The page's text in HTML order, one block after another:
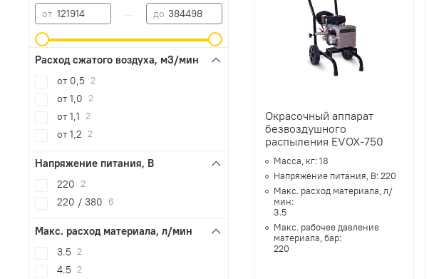
Окрасочный аппарат
безвоздушного
распыления EVOX-750
Масса, кг:18
Напряжение питания, В:220
Макс. расход материала, л/
мин:
3.5
Макс. рабочее давление
материала, бар:
220
от до
Расход сжатого воздуха, м3/мин
от 0,5 2
от 1,0 2
от 1,1 2
от 1,2 2
Напряжение питания, В
220 2
220 / 380 6
Макс. расход материала, л/мин
3.5 2
4.5 2